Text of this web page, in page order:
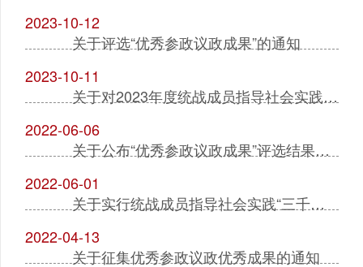
2023-10-12
关于评选“优秀参政议政成果”的通知
2023-10-11
关于对2023年度统战成员指导社会实践“三千计划”进行专项支持的通知
2022-06-06
关于公布“优秀参政议政成果”评选结果的通知
2022-06-01
关于实行统战成员指导社会实践“三千计划”专项支持计划的通知
2022-04-13
关于征集优秀参政议政优秀成果的通知